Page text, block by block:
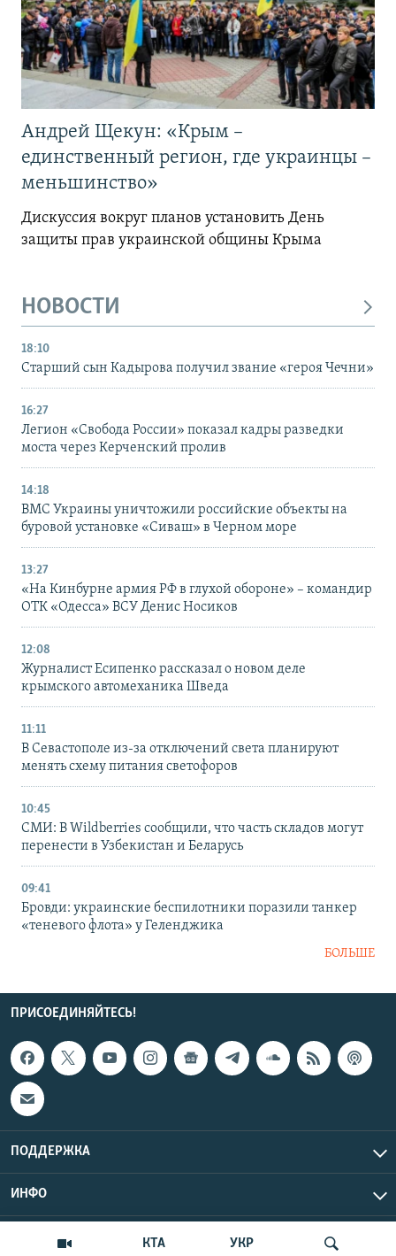
КТА УКР
Андрей Щекун: «Крым –
единственный регион, где украинцы –
меньшинство»
Дискуссия вокруг планов установить День
защиты прав украинской общины Крыма
НОВОСТИ
18:10
Старший сын Кадырова получил звание «героя Чечни»
16:27
Легион «Свобода России» показал кадры разведки
моста через Керченский пролив
14:18
ВМС Украины уничтожили российские объекты на
буровой установке «Сиваш» в Черном море
13:27
«На Кинбурне армия РФ в глухой обороне» – командир
ОТК «Одесса» ВСУ Денис Носиков
12:08
Журналист Есипенко рассказал о новом деле
крымского автомеханика Шведа
11:11
В Севастополе из-за отключений света планируют
менять схему питания светофоров
10:45
СМИ: В Wildberries сообщили, что часть складов могут
перенести в Узбекистан и Беларусь
09:41
Бровди: украинские беспилотники поразили танкер
«теневого флота» у Геленджика
БОЛЬШЕ
ПРИСОЕДИНЯЙТЕСЬ!
ПОДДЕРЖКА
ИНФО
Copyright Крым.Реалии, 2026 | Все права защищены.
UTC+3